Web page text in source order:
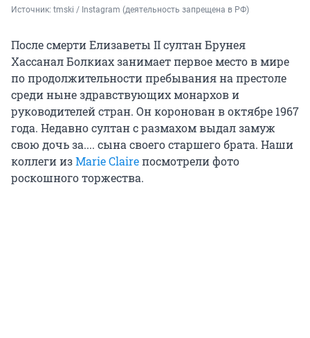
Источник: tmski / Instagram (деятельность запрещена в РФ)
После смерти Елизаветы II султан Брунея
Хассанал Болкиах занимает первое место в мире
по продолжительности пребывания на престоле
среди ныне здравствующих монархов и
руководителей стрaн. Он коронован в октябре 1967
года. Недавно султан с размахом выдал замуж
свою дочь за.... сына своего старшего брата. Наши
коллеги изMarie Claireпосмотрели фото
роскошного торжества.